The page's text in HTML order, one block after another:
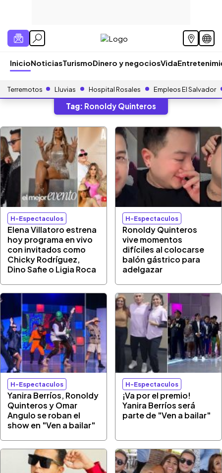
InicioNoticiasTurismoDinero y negociosVida
Terremotos Lluvias Hospital Rosales Empleos El Salvador
Tag: Ronoldy Quinteros
H-Espectaculos
Elena Villatoro estrena
hoy programa en vivo
con invitados como
Chicky Rodríguez,
Dino Safie o Ligia Roca
H-Espectaculos
Ronoldy Quinteros
vive momentos
difíciles al colocarse
balón gástrico para
adelgazar
H-Espectaculos
Yanira Berríos, Ronoldy
Quinteros y Omar
Angulo se roban el
show en "Ven a bailar"
H-Espectaculos
¡Va por el premio!
Yanira Berríos será
parte de "Ven a bailar"